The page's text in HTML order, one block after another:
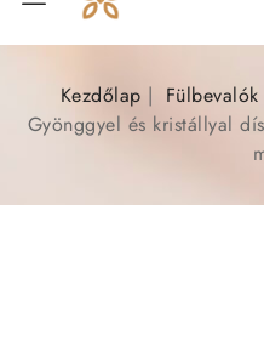
Kezdőlap Fülbevalók
Gyönggyel és kristállyal